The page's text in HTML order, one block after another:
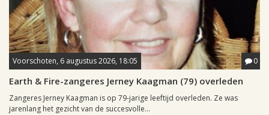
Voorschoten, 6 augustus 2026, 18:05 0
Earth & Fire-zangeres Jerney Kaagman (79) overleden
Zangeres Jerney Kaagman is op 79-jarige leeftijd overleden. Ze was
jarenlang het gezicht van de succesvolle...